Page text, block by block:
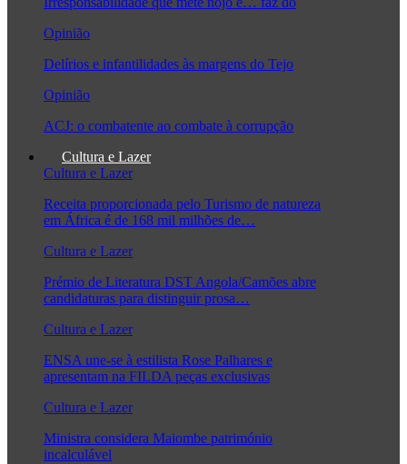
Opinião
Delírios e infantilidades às margens do Tejo
Opinião
ACJ: o combatente ao combate à corrupção
Cultura e Lazer
Cultura e Lazer
Receita proporcionada pelo Turismo de natureza
em África é de 168 mil milhões de…
Cultura e Lazer
Prémio de Literatura DST Angola/Camões abre
candidaturas para distinguir prosa…
Cultura e Lazer
ENSA une-se à estilista Rose Palhares e
apresentam na FILDA peças exclusivas
Cultura e Lazer
Ministra considera Maiombe património
incalculável